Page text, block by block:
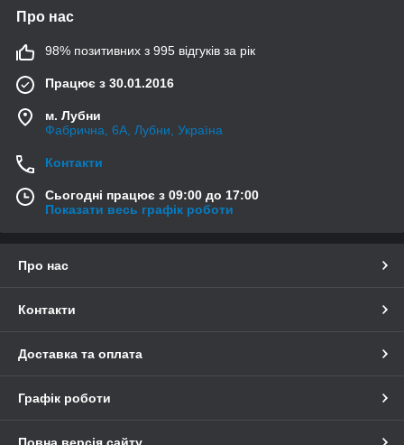
Про нас
98% позитивних з 995 відгуків за рік
Працює з 30.01.2016
м. Лубни
Фабрична, 6А, Лубни, Україна
Контакти
Сьогодні працює з 09:00 до 17:00
Показати весь графік роботи
Про нас
Контакти
Доставка та оплата
Графік роботи